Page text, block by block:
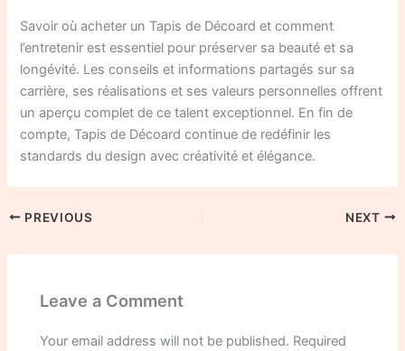
Savoir où acheter un Tapis de Décoard et comment
l’entretenir est essentiel pour préserver sa beauté et sa
longévité. Les conseils et informations partagés sur sa
carrière, ses réalisations et ses valeurs personnelles offrent
un aperçu complet de ce talent exceptionnel. En fin de
compte, Tapis de Décoard continue de redéfinir les
standards du design avec créativité et élégance.
PREVIOUS NEXT
Leave a Comment
Your email address will not be published. Required